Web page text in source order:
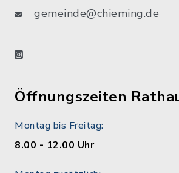
gemeinde@chieming.de
instagram
Öffnungszeiten
Montag bis Freitag:
8.00 - 12.00 Uhr